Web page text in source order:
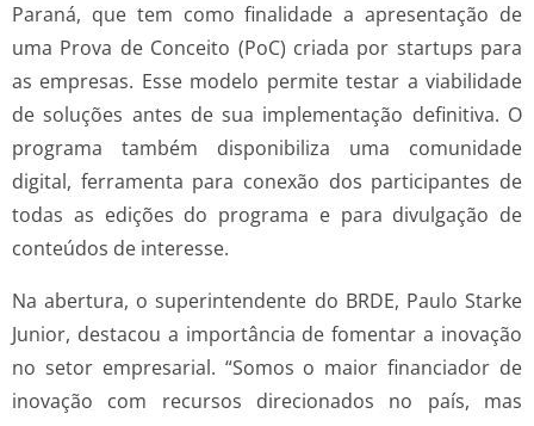
Paraná, que tem como finalidade a apresentação de
uma Prova de Conceito (PoC) criada por startups para
as empresas. Esse modelo permite testar a viabilidade
de soluções antes de sua implementação definitiva. O
programa também disponibiliza uma comunidade
digital, ferramenta para conexão dos participantes de
todas as edições do programa e para divulgação de
conteúdos de interesse.
Na abertura, o superintendente do BRDE, Paulo Starke
Junior, destacou a importância de fomentar a inovação
no setor empresarial. “Somos o maior financiador de
inovação com recursos direcionados no país, mas